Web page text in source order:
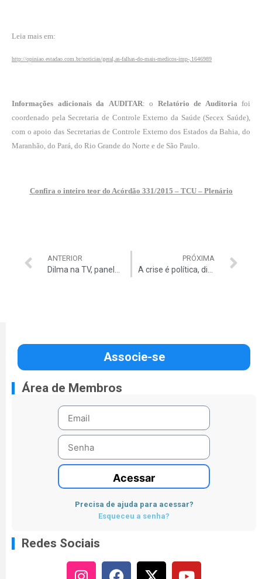
Leia mais em:
http://opiniao.estadao.com.br/noticias/geral,as-falhas-do-mais-medicos-imp-,1646989
Informações adicionais da AUDITAR: o Relatório de Auditoria foi
coordenado pela Secretaria de Controle Externo da Saúde (Secex Saúde),
com o apoio das Secretarias de Controle Externo dos Estados da Bahia, do
Maranhão, do Pará, do Rio Grande do Norte e de São Paulo.
Confira o inteiro teor do Acórdão 331/2015 – TCU – Plenário
ANTERIOR PRÓXIMA
Associe-se
Área de Membros
Acessar
Precisa de ajuda para acessar?
Esqueceu a senha?
Redes Sociais